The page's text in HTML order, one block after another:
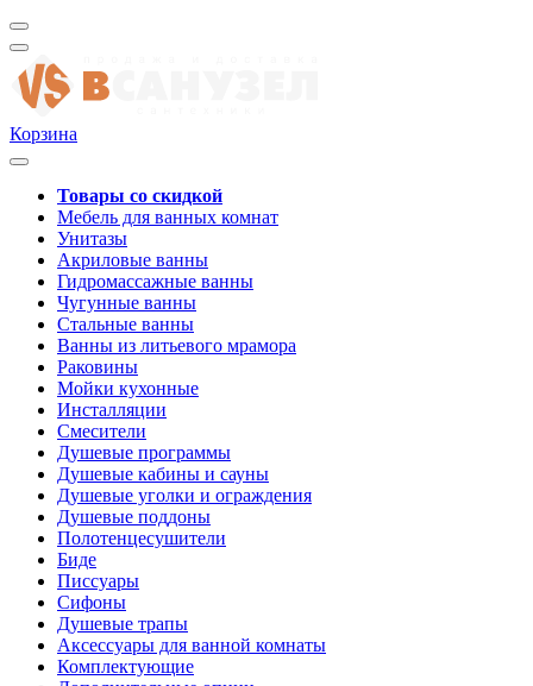
Корзина
Товары со скидкой
Мебель для ванных комнат
Унитазы
Акриловые ванны
Гидромассажные ванны
Чугунные ванны
Стальные ванны
Ванны из литьевого мрамора
Раковины
Мойки кухонные
Инсталляции
Смесители
Душевые программы
Душевые кабины и сауны
Душевые уголки и ограждения
Душевые поддоны
Полотенцесушители
Биде
Писсуары
Сифоны
Душевые трапы
Аксессуары для ванной комнаты
Комплектующие